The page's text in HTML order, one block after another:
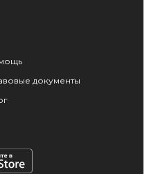
документы